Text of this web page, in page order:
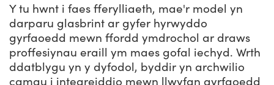
Y tu hwnt i faes fferylliaeth, mae'r model yn
darparu glasbrint ar gyfer hyrwyddo
gyrfaoedd mewn ffordd ymdrochol ar draws
proffesiynau eraill ym maes gofal iechyd. Wrth
ddatblygu yn y dyfodol, byddir yn archwilio
camau i integreiddio mewn llwyfan gyrfaoedd